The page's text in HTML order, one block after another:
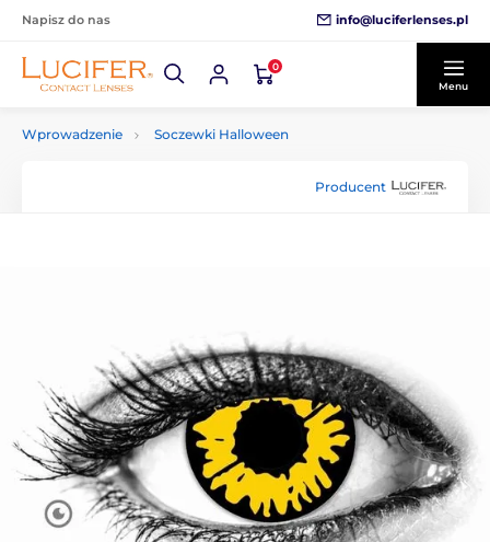
Napisz do nas info@luciferlenses.pl
0
Menu
Wprowadzenie Soczewki Halloween
Producent